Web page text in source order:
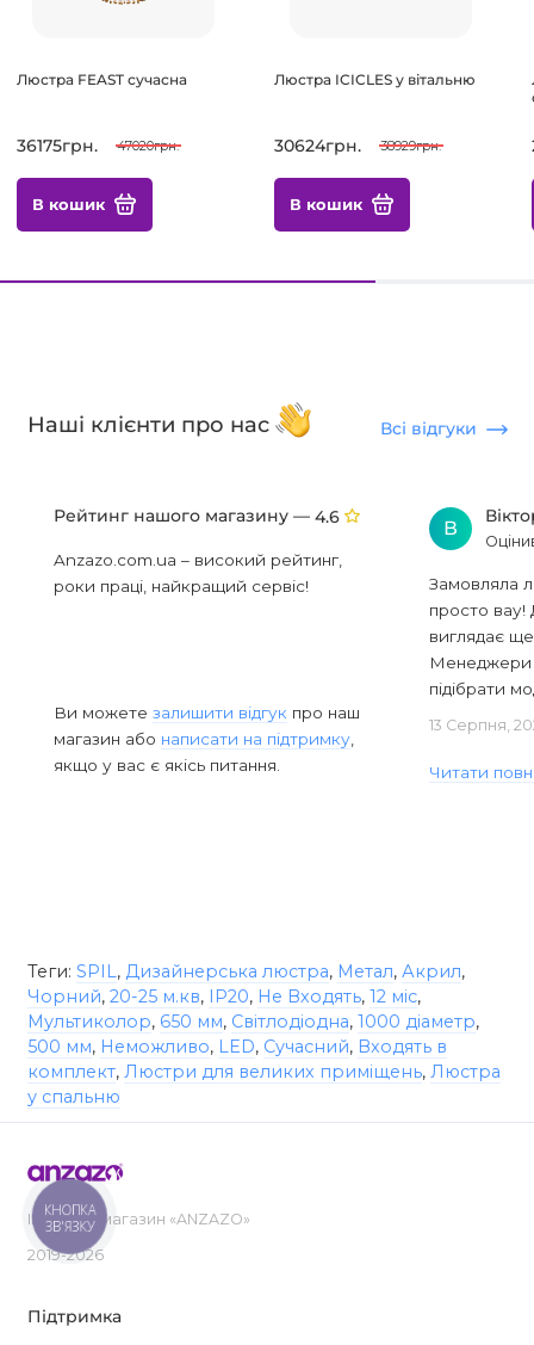
Люстра FEAST сучасна
36175грн. 47020грн.
В кошик
Люстра ICICLES у вітальню
30624грн. 38929грн.
В кошик
Наші клієнти про нас Всі відгуки
Рейтинг нашого магазину — 4.6
Anzazo.com.ua – високий рейтинг,
роки праці, найкращий сервіс!
Ви можете залишити відгук про наш
магазин або написати на підтримку
якщо у вас є якісь питання.
В
Замовляла
просто вау!
виглядає
Менеджери
підібрати
13 Серпня,
Читати
Теги: SPIL, Дизайнерська люстра, Метал, Акрил,
Чорний, 20-25 м.кв, IP20, Не Входять, 12 міс,
Мультиколор, 650 мм, Світлодіодна, 1000 діаметр,
500 мм, Неможливо, LED, Сучасний, Входять в
комплект, Люстри для великих приміщень, Люстра
у спальню
Інтернет-магазин «ANZAZO»
2019-2026
Підтримка
КНОПКА
ЗВ'ЯЗКУ